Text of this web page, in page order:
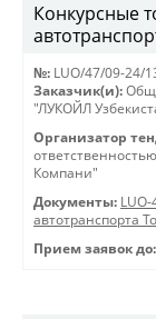
Конкурсные
№: LUO/47/09-24/
Заказчик(и):
"ЛУКОЙЛ
Организатор
Компани"
Документы:
автотранспорта
Прием заявок до: